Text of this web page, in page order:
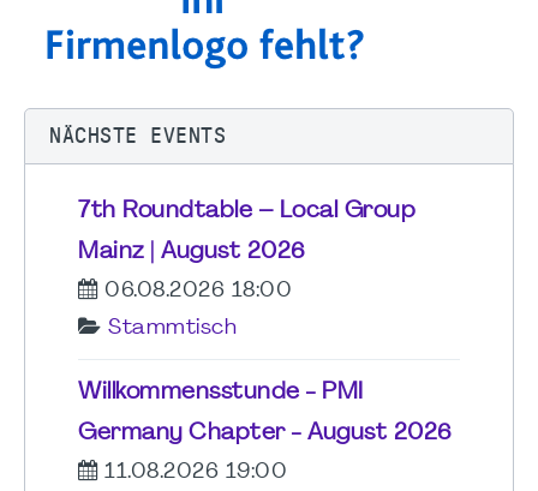
NÄCHSTE EVENTS
7th Roundtable – Local Group
Mainz | August 2026
06.08.2026 18:00
Stammtisch
Willkommensstunde - PMI
Germany Chapter - August 2026
11.08.2026 19:00